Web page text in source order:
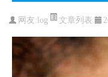
网友: log 文章列表